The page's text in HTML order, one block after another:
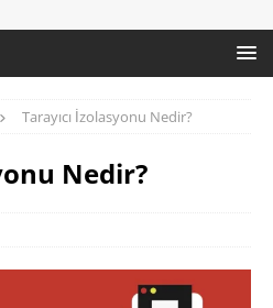
Tarayıcı İzolasyonu Nedir?
Nedir?